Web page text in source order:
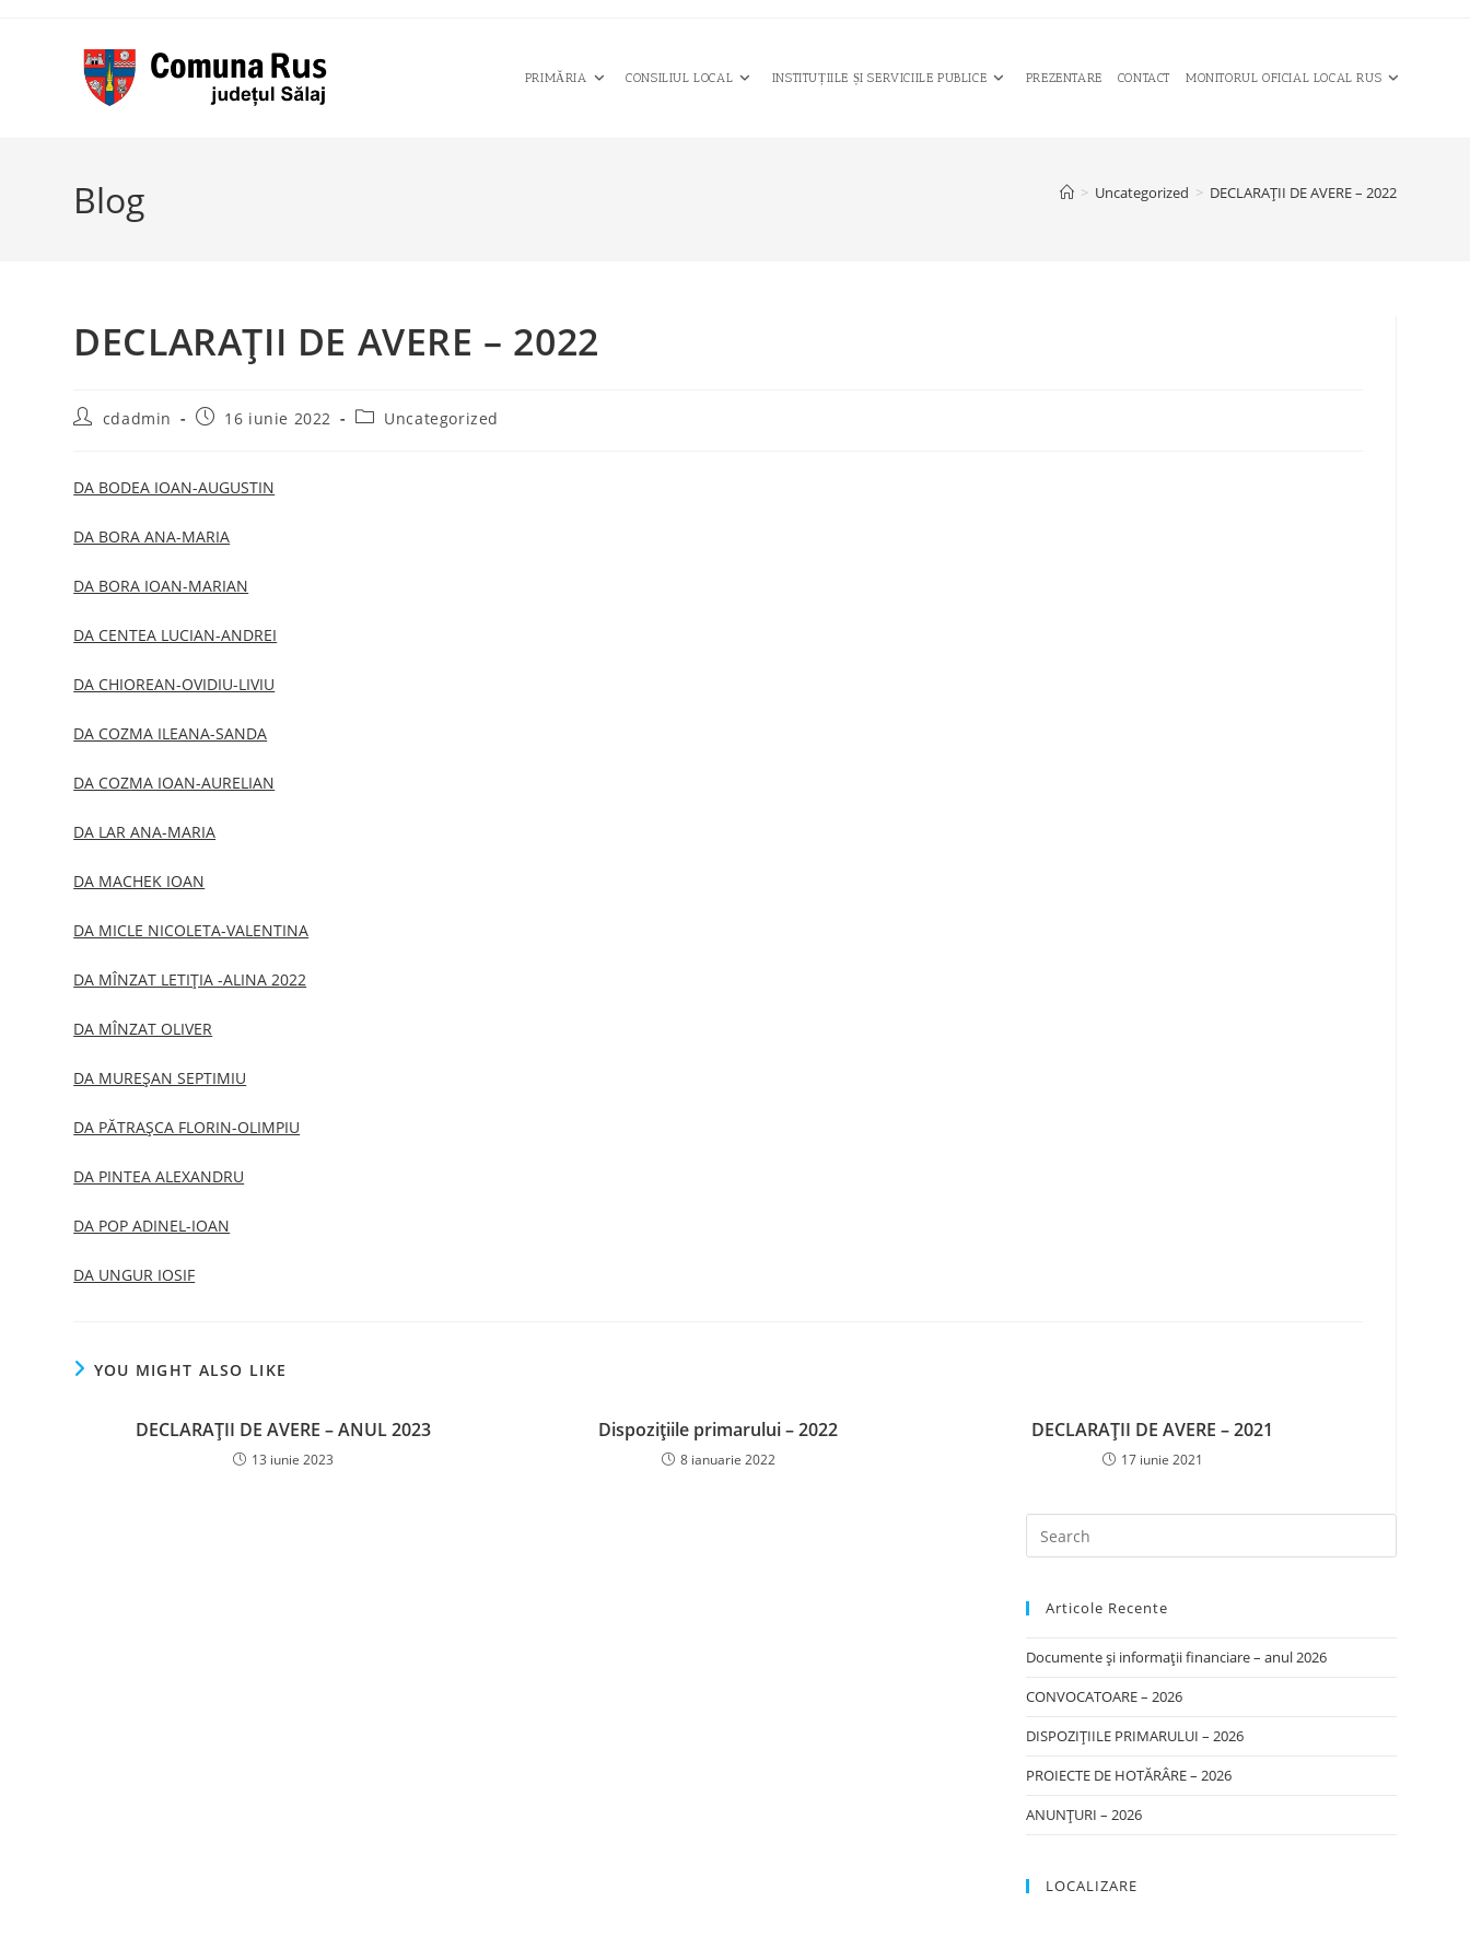
PRIMĂRIA CONSILIUL LOCAL INSTITUȚIILE ȘI SERVICIILE PUBLICE PREZENTARE CONTACT MONITORUL OFICIAL LOCAL RUS
Blog > Uncategorized > DECLARAȚII DE AVERE – 2022
DECLARAȚII DE AVERE – 2022
Postcdadmin
Post16 iunie 2022
PostUncategorized
DA BODEA IOAN-AUGUSTIN
DA BORA ANA-MARIA
DA BORA IOAN-MARIAN
DA CENTEA LUCIAN-ANDREI
DA CHIOREAN-OVIDIU-LIVIU
DA COZMA ILEANA-SANDA
DA COZMA IOAN-AURELIAN
DA LAR ANA-MARIA
DA MACHEK IOAN
DA MICLE NICOLETA-VALENTINA
DA MÎNZAT LETIȚIA -ALINA 2022
DA MÎNZAT OLIVER
DA MUREȘAN SEPTIMIU
DA PĂTRAȘCA FLORIN-OLIMPIU
DA PINTEA ALEXANDRU
DA POP ADINEL-IOAN
DA UNGUR IOSIF
YOU MIGHT ALSO LIKE
DECLARAŢII DE AVERE – ANUL 2023
13 iunie 2023
Dispozițiile primarului – 2022
8 ianuarie 2022
DECLARAȚII DE AVERE – 2021
17 iunie 2021
Articole Recente
Documente și informații financiare – anul 2026
CONVOCATOARE – 2026
DISPOZIȚIILE PRIMARULUI – 2026
PROIECTE DE HOTĂRÂRE – 2026
ANUNȚURI – 2026
LOCALIZARE